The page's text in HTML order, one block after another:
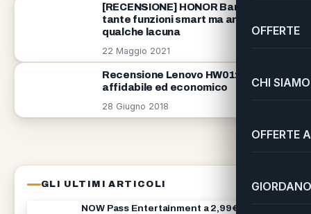
OFFERTE
CHI SIAMO
OFFERTE
[RECENSIONE] HONOR Band 6:
tante funzioni smart ma anche
qualche lacuna
22 Maggio 2021
Recensione Lenovo HW01:
affidabile ed economico
28 Giugno 2018
GLI ULTIMI ARTICOLI
NOW Pass Entertainment a 2,99€: promo